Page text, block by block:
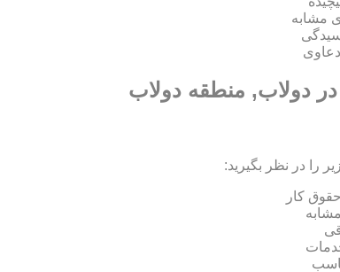
مشابه
در دولاب, منطقه دولاب
را در نظر بگیرید:
کار